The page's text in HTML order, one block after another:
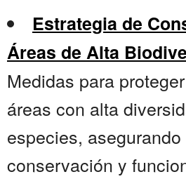
Estrategia de
Áreas de Alta
Medidas para
áreas con alta
especies, asegurando
conservación y